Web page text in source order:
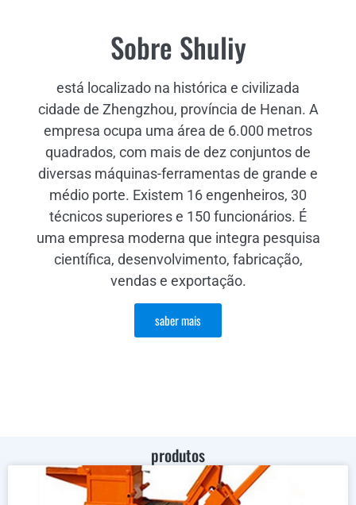
Sobre Shuliy
está localizado na histórica e civilizada
cidade de Zhengzhou, província de Henan. A
empresa ocupa uma área de 6.000 metros
quadrados, com mais de dez conjuntos de
diversas máquinas-ferramentas de grande e
médio porte. Existem 16 engenheiros, 30
técnicos superiores e 150 funcionários. É
uma empresa moderna que integra pesquisa
científica, desenvolvimento, fabricação,
vendas e exportação.
saber mais
produtos